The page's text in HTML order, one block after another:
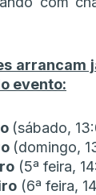
arrancam
evento:
(sábado,
(domingo,
(5ª feira,
(6ª feira,